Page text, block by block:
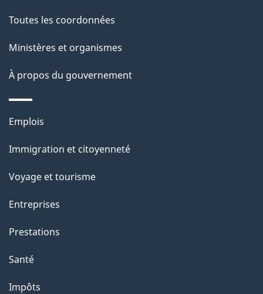
p
a
g
e
Toutes les coordonnées
Ministères et organismes
À propos du gouvernement
Thèmes
sujets
Emplois
Immigration et citoyenneté
Voyage et tourisme
Entreprises
Prestations
Santé
Impôts